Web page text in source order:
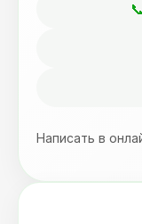
Написать в